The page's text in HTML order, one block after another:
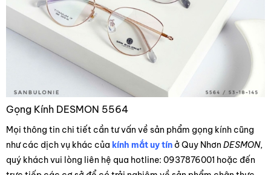
Gọng Kính DESMON 5564
Mọi thông tin chi tiết cần tư vấn về sản phẩm gọng kính cũng
như các dịch vụ khác của kính mắt uy tínở Quy Nhơn DESMON,
quý khách vui lòng liên hệ qua hotline: 0937876001 hoặc đến